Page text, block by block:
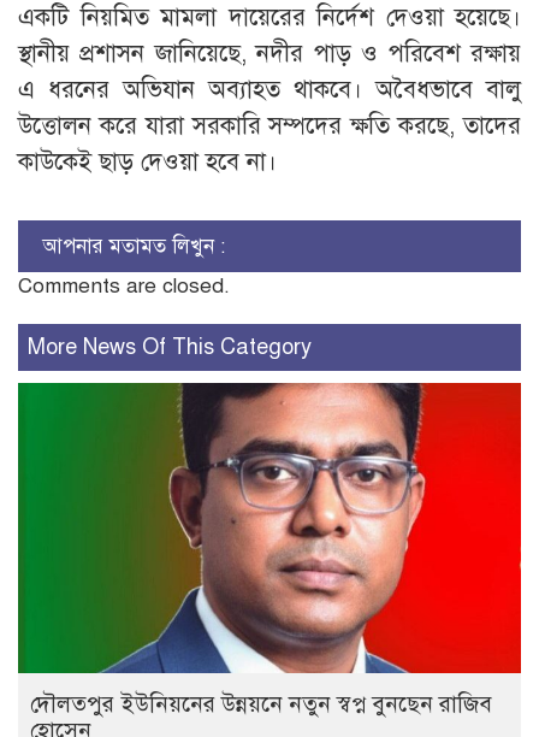
একটি নিয়মিত মামলা দায়েরের নির্দেশ দেওয়া হয়েছে।
স্থানীয় প্রশাসন জানিয়েছে, নদীর পাড় ও পরিবেশ রক্ষায়
এ ধরনের অভিযান অব্যাহত থাকবে। অবৈধভাবে বালু
উত্তোলন করে যারা সরকারি সম্পদের ক্ষতি করছে, তাদের
কাউকেই ছাড় দেওয়া হবে না।
আপনার মতামত লিখুন :
Comments are closed.
More News Of This Category
দৌলতপুর ইউনিয়নের উন্নয়নে নতুন স্বপ্ন বুনছেন রাজিব
হোসেন